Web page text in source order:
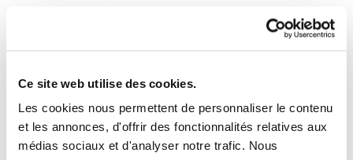
Ce site web utilise des cookies.
Les cookies nous permettent de personnaliser le contenu
et les annonces, d'offrir des fonctionnalités relatives aux
médias sociaux et d'analyser notre trafic. Nous
ELA Astekaria 150